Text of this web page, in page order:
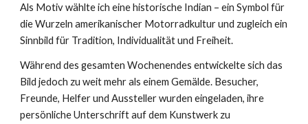
Als Motiv wählte ich eine historische Indian – ein Symbol für
die Wurzeln amerikanischer Motorradkultur und zugleich ein
Sinnbild für Tradition, Individualität und Freiheit.
Während des gesamten Wochenendes entwickelte sich das
Bild jedoch zu weit mehr als einem Gemälde. Besucher,
Freunde, Helfer und Aussteller wurden eingeladen, ihre
persönliche Unterschrift auf dem Kunstwerk zu